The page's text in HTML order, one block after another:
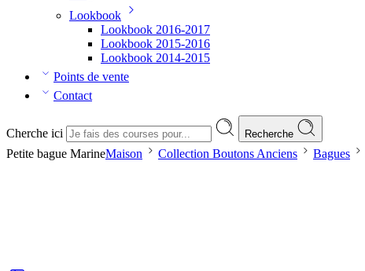
Lookbook
Lookbook 2016-2017
Lookbook 2015-2016
Lookbook 2014-2015
Points de vente
Contact
Cherche ici Recherche
Petite bague MarineMaison Collection Boutons Anciens Bagues